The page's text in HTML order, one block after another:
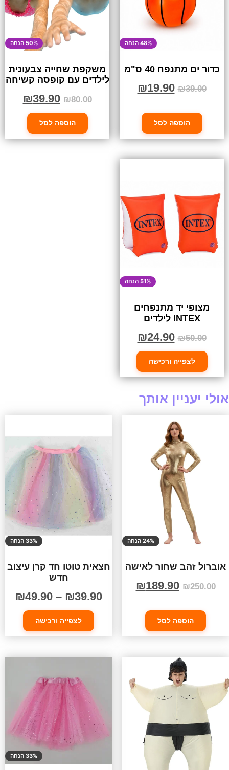
48% הנחה
כדור ים מתנפח 40 ס"מ
₪39.00
₪19.90
הוספה לסל
50% הנחה
משקפת שחייה צבעונית
לילדים עם קופסה קשיחה
₪80.00
₪39.90
הוספה לסל
51% הנחה
מצופי יד מתנפחים
INTEX לילדים
₪50.00
₪24.90
לצפייה ורכישה
אולי יעניין אותך
24% הנחה
אוברול זהב שחור לאישה
₪250.00
₪189.90
הוספה לסל
33% הנחה
חצאית טוטו חד קרן עיצוב
חדש
₪39.90
–
₪49.90
לצפייה ורכישה
33% הנחה